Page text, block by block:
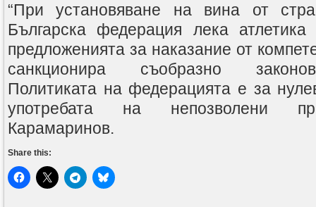
“При установяване на вина от
Българска федерация лека
предложенията за наказание от
санкционира съобразно
Политиката на федерацията е за
употребата на непозволени
Карамаринов.
Share this: